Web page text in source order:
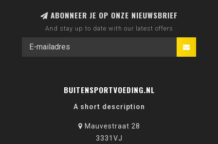
ABONNEER JE OP ONZE NIEUWSBRIEF
And stay up to date with our latest offers
BUITENSPORTVOEDING.NL
A short description
Mauvestraat 28
3331VJ